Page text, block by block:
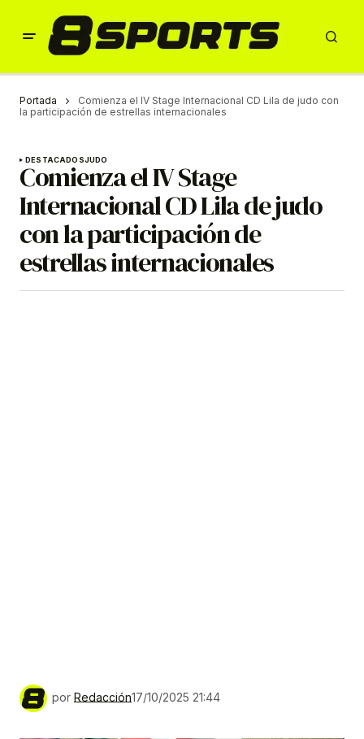
Portada
Comienza el IV Stage Internacional CD Lila de judo con
la participación de estrellas internacionales
DESTACADOSJUDO
Comienza el IV Stage
Internacional CD Lila de judo
con la participación de
estrellas internacionales
por Redacción17/10/2025 21:44